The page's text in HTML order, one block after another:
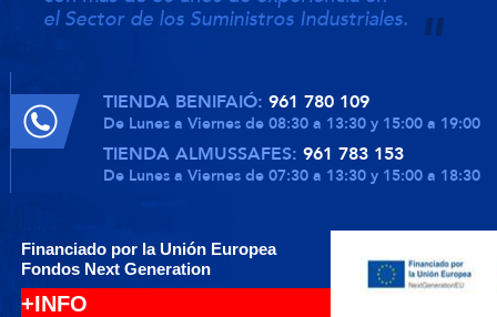
el Sector de los Suministros Industriales.
TIENDA BENIFAIÓ: 961 780 109
De Lunes a Viernes de 08:30 a 13:30 y 15:00 a 19:00
TIENDA ALMUSSAFES: 961 783 153
De Lunes a Viernes de 07:30 a 13:30 y 15:00 a 18:30
Financiado por la Unión Europea
Fondos Next Generation
+INFO